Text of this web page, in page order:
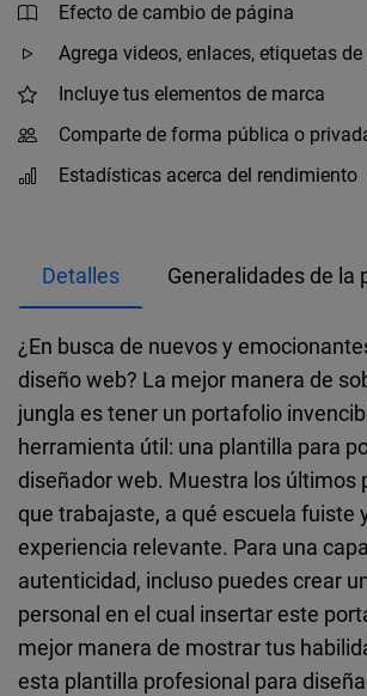
Efecto de cambio de página
Agrega videos, enlaces, etiquetas
Incluye tus elementos de marca
Comparte de forma pública o
Estadísticas acerca del rendimiento
Detalles Generalidades de la
¿En busca de nuevos y
diseño web? La mejor manera de
jungla es tener un portafolio
herramienta útil: una plantilla para
diseñador web. Muestra los últimos
que trabajaste, a qué escuela fuiste
experiencia relevante. Para una
autenticidad, incluso puedes crear
personal en el cual insertar este
mejor manera de mostrar tus
esta plantilla profesional para